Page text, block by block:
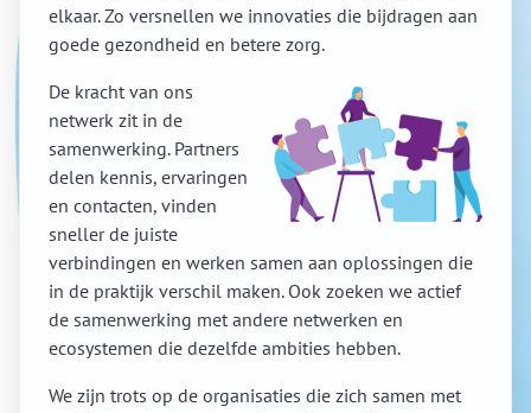
elkaar. Zo versnellen we innovaties die bijdragen aan
goede gezondheid en betere zorg.
De kracht van ons
netwerk zit in de
samenwerking. Partners
delen kennis, ervaringen
en contacten, vinden
sneller de juiste
verbindingen en werken samen aan oplossingen die
in de praktijk verschil maken. Ook zoeken we actief
de samenwerking met andere netwerken en
ecosystemen die dezelfde ambities hebben.
We zijn trots op de organisaties die zich samen met